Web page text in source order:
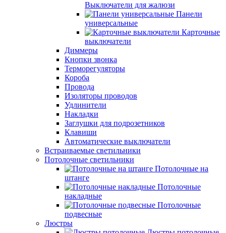
Выключатели для жалюзи
Панели
универсальные
Карточные
выключатели
Диммеры
Кнопки звонка
Терморегуляторы
Короба
Провода
Изоляторы проводов
Удлинители
Накладки
Заглушки для подрозетников
Клавиши
Автоматические выключатели
Встраиваемые светильники
Потолочные светильники
Потолочные на
штанге
Потолочные
накладные
Потолочные
подвесные
Люстры